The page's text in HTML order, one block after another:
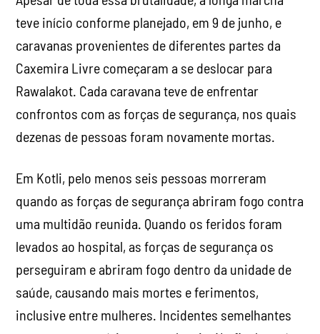
teve início conforme planejado, em 9 de junho, e
caravanas provenientes de diferentes partes da
Caxemira Livre começaram a se deslocar para
Rawalakot. Cada caravana teve de enfrentar
confrontos com as forças de segurança, nos quais
dezenas de pessoas foram novamente mortas.
Em Kotli, pelo menos seis pessoas morreram
quando as forças de segurança abriram fogo contra
uma multidão reunida. Quando os feridos foram
levados ao hospital, as forças de segurança os
perseguiram e abriram fogo dentro da unidade de
saúde, causando mais mortes e ferimentos,
inclusive entre mulheres. Incidentes semelhantes